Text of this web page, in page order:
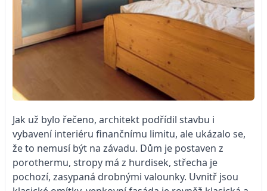
Jak už bylo řečeno, architekt podřídil stavbu i
vybavení interiéru finančnímu limitu, ale ukázalo se,
že to nemusí být na závadu. Dům je postaven z
porothermu, stropy má z hurdisek, střecha je
pochozí, zasypaná drobnými valounky. Uvnitř jsou